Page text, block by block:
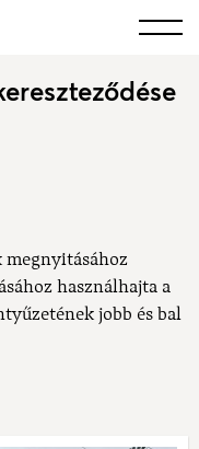
megnyitásához
használhajta a
jobb és bal